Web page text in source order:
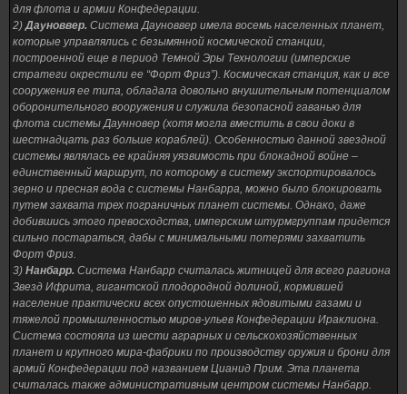
для флота и армии Конфедерации.
2)Дауноввер. Система Дауноввер имела восемь населенных планет,
которые управлялись с безымянной космической станции,
построенной еще в период Темной Эры Технологии (имперские
стратеги окрестили ее “Форт Фриз”). Космическая станция, как и все
сооружения ее типа, обладала довольно внушительным потенциалом
оборонительного вооружения и служила безопасной гаванью для
флота системы Даунновер (хотя могла вместить в свои доки в
шестнадцать раз больше кораблей). Особенностью данной звездной
системы являлась ее крайняя уязвимость при блокадной войне –
единственный маршрут, по которому в систему экспортировалось
зерно и пресная вода с системы Нанбарра, можно было блокировать
путем захвата трех пограничных планет системы. Однако, даже
добившись этого превосходства, имперским штурмгруппам придется
сильно постараться, дабы с минимальными потерями захватить
Форт Фриз.
3) Нанбарр. Система Нанбарр считалась житницей для всего рагиона
Звезд Ифрита, гигантской плодородной долиной, кормившей
население практически всех опустошенных ядовитыми газами и
тяжелой промышленностью миров-ульев Конфедерации Ираклиона.
Система состояла из шести аграрных и сельскохозяйственных
планет и крупного мира-фабрики по производству оружия и брони для
армий Конфедерации под названием Цианид Прим. Эта планета
считалась также административным центром системы Нанбарр.